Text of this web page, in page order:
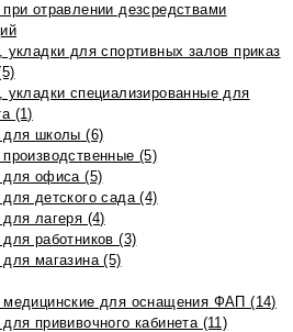
отравлении дезсредствами
укладки для спортивных залов приказ
укладки специализированные для
(1)
для школы (6)
(5)
для офиса (5)
детского сада (4)
лагеря (4)
работников (3)
магазина (5)
медицинские для оснащения ФАП (14)
прививочного кабинета (11)